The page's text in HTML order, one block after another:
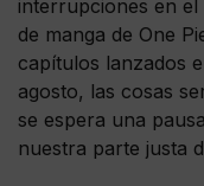
interrupciones en
de manga de One
capítulos lanzados
agosto, las cosas
se espera una
nuestra parte justa